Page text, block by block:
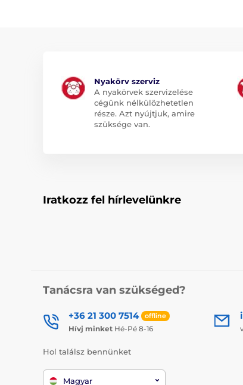
Nyakörv szerviz
A nyakörvek szervizelése
cégünk nélkülözhetetlen
része. Azt nyújtjuk, amire
szüksége van.
Iratkozz fel hírlevelünkre
Tanácsra van szükséged?
+36 21 300 7514 offline
Hívj minket Hé-Pé 8-16
Hol találsz bennünket
Magyar